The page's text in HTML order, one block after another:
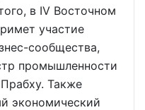
в IV Восточном
участие
сообщества,
промышленности
Также
экономический